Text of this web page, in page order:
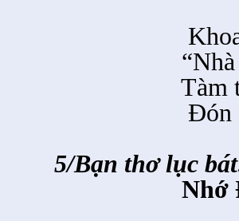
Tàm
Đón
5/Bạn thơ lục
Nhớ